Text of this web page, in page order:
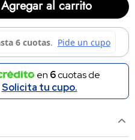
Agregar al carrito
en 6cuotas de
Solicita tu cupo.